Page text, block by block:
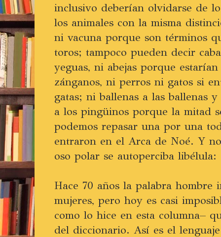
inclusivo deberían olvidarse de
los animales con la misma
ni vacuna porque son términos
toros; tampoco pueden decir
yeguas, ni abejas porque
zánganos, ni perros ni gatos si
gatas; ni ballenas a las ballenas
a los pingüinos porque la mitad
podemos repasar una por una
entraron en el Arca de Noé. Y
oso polar se autoperciba
Hace 70 años la palabra hombre
mujeres, pero hoy es casi
como lo hice en esta columna–
del diccionario. Así es el